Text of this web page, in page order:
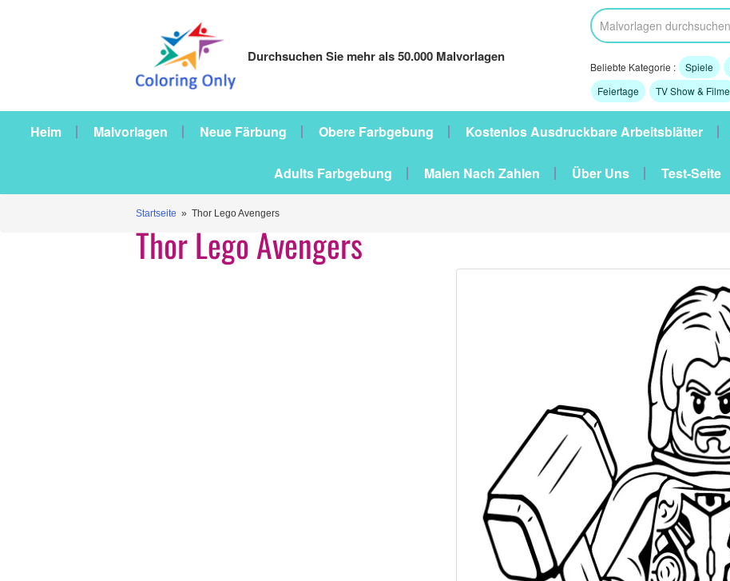
Durchsuchen Sie mehr als 50.000 Malvorlagen
Beliebte Kategorie : Spiele
Feiertage
TV Show & Filme
Heim Malvorlagen Neue Färbung Obere Farbgebung Kostenlos Ausdruckbare Arbeitsblätter
Adults Farbgebung Malen Nach Zahlen Über Uns Test-Seite
Startseite » Thor Lego Avengers
Thor Lego Avengers